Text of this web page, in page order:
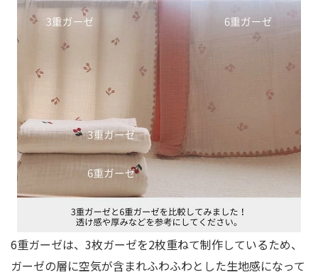
6重ガーゼは、3枚ガーゼを2枚重ねて制作しているため、
ガーゼの層に空気が含まれふわふわとした生地感になって